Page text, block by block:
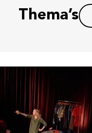
Thema’s